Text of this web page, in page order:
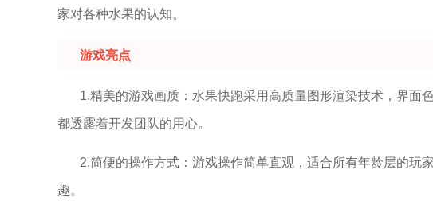
家对各种水果的认知。
游戏亮点
1.精美的游戏画质：水果快跑采用高质量图形渲染技术，界面
都透露着开发团队的用心。
2.简便的操作方式：游戏操作简单直观，适合所有年龄层的玩
趣。